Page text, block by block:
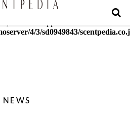
of size 18 not supported by this
4/3/sd0949843/
NEWS